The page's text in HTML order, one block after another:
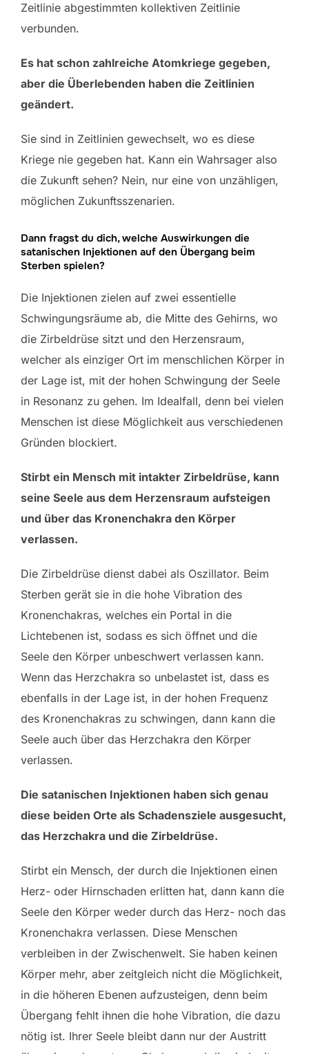
Zeitlinie abgestimmten kollektiven Zeitlinie
verbunden.
Es hat schon zahlreiche Atomkriege gegeben,
aber die Überlebenden haben die Zeitlinien
geändert.
Sie sind in Zeitlinien gewechselt, wo es diese
Kriege nie gegeben hat. Kann ein Wahrsager also
die Zukunft sehen? Nein, nur eine von unzähligen,
möglichen Zukunftsszenarien.
Dann fragst du dich, welche Auswirkungen die
satanischen Injektionen auf den Übergang beim
Sterben spielen?
Die Injektionen zielen auf zwei essentielle
Schwingungsräume ab, die Mitte des Gehirns, wo
die Zirbeldrüse sitzt und den Herzensraum,
welcher als einziger Ort im menschlichen Körper in
der Lage ist, mit der hohen Schwingung der Seele
in Resonanz zu gehen. Im Idealfall, denn bei vielen
Menschen ist diese Möglichkeit aus verschiedenen
Gründen blockiert.
Stirbt ein Mensch mit intakter Zirbeldrüse, kann
seine Seele aus dem Herzensraum aufsteigen
und über das Kronenchakra den Körper
verlassen.
Die Zirbeldrüse dienst dabei als Oszillator. Beim
Sterben gerät sie in die hohe Vibration des
Kronenchakras, welches ein Portal in die
Lichtebenen ist, sodass es sich öffnet und die
Seele den Körper unbeschwert verlassen kann.
Wenn das Herzchakra so unbelastet ist, dass es
ebenfalls in der Lage ist, in der hohen Frequenz
des Kronenchakras zu schwingen, dann kann die
Seele auch über das Herzchakra den Körper
verlassen.
Die satanischen Injektionen haben sich genau
diese beiden Orte als Schadensziele ausgesucht,
das Herzchakra und die Zirbeldrüse.
Stirbt ein Mensch, der durch die Injektionen einen
Herz- oder Hirnschaden erlitten hat, dann kann die
Seele den Körper weder durch das Herz- noch das
Kronenchakra verlassen. Diese Menschen
verbleiben in der Zwischenwelt. Sie haben keinen
Körper mehr, aber zeitgleich nicht die Möglichkeit,
in die höheren Ebenen aufzusteigen, denn beim
Übergang fehlt ihnen die hohe Vibration, die dazu
nötig ist. Ihrer Seele bleibt dann nur der Austritt